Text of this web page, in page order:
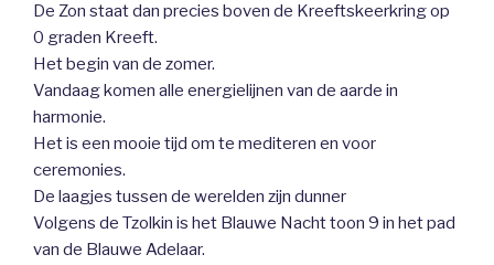
De Zon staat dan precies boven de Kreeftskeerkring op
0 graden Kreeft.
Het begin van de zomer.
Vandaag komen alle energielijnen van de aarde in
harmonie.
Het is een mooie tijd om te mediteren en voor
ceremonies.
De laagjes tussen de werelden zijn dunner
Volgens de Tzolkin is het Blauwe Nacht toon 9 in het pad
van de Blauwe Adelaar.